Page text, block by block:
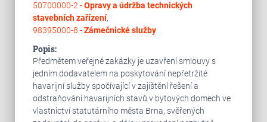
50700000-2 -Opravy a údržba technických
stavebních zařízení,
98395000-8 -Zámečnické služby
Popis:
Předmětem veřejné zakázky je uzavření smlouvy s
jedním dodavatelem na poskytování nepřetržité
havarijní služby spočívající v zajištění řešení a
odstraňování havarijních stavů v bytových domech ve
vlastnictví statutárního města Brna, svěřených